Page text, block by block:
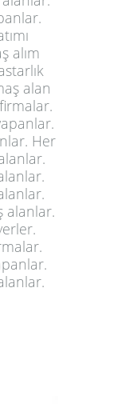
alım
alan
Her
alanlar.
.